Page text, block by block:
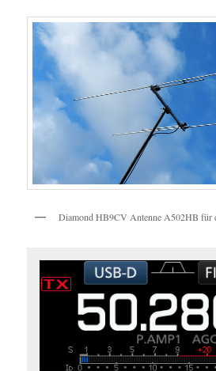
Diamond HB9CV Antenne A502HB für